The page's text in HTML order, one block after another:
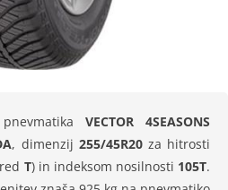
VECTOR 4SEASONS
, dimenzij 255/45R20za hitrosti
T) in indeksom nosilnosti 105T.